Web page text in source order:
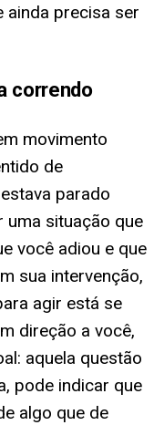
ainda precisa ser
correndo
movimento
de
parado
situação que
você adiou e que
sua intervenção,
agir está se
direção a você,
aquela questão
pode indicar que
algo que de